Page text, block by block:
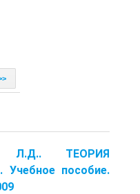
Л.Д.. ТЕОРИЯ
пособие.